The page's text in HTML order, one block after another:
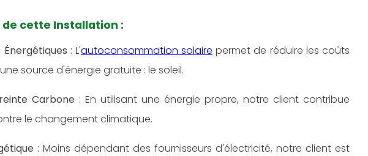
de cette Installation :
: L'autoconsommation solaire permet de réduire les coûts
source d'énergie gratuite : le soleil.
Carbone : En utilisant une énergie propre, notre client contribue
le changement climatique.
: Moins dépendant des fournisseurs d'électricité, notre client est